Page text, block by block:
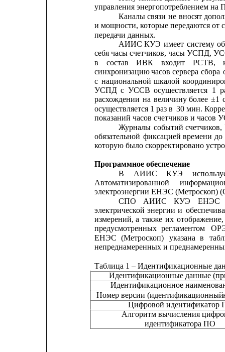
управления энергопотреблением
Каналы связи не вносят
и мощности, которые передаются от
передачи данных.
АИИС КУЭ имеет систему
себя часы счетчиков, часы УСПД,
в
состав ИВК входит РСТВ,
синхронизациючасов сервера сбора
с национальной шкалой
УСПД с УССВ осуществляется 1
расхождении на величину более ±1
осуществляется 1 раз в 30 мин.
показаний часов счетчиков и часов
Журналы событий счетчиков,
обязательной фиксацией времени до
которую было скорректировано
Программное обеспечение
В
АИИС КУЭ
Автоматизированной
электроэнергии ЕНЭС
СПО
АИИС КУЭ
ЕНЭС
электрической энергии и
измерений, а также их отображение,
предусмотренных регламентом
ЕНЭС (Метроскоп) указана в
непреднамеренных и
Таблица 1 – Идентификационные
Идентификационные данные
Идентификационное
Номер версии
Цифровой идентификатор
Алгоритм вычисления
идентификатора ПО